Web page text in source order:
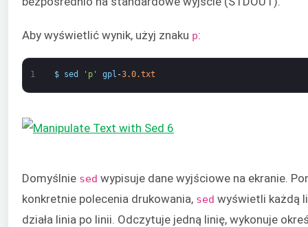
Aby wyświetlić wynik, użyj znaku p:
1 $ sed 'p' gpl -3.0.txt
Domyślnie sed wypisuje dane wyjściowe na ekranie.
konkretnie polecenia drukowania, sed wyświetli każdą
działa linia po linii. Odczytuje jedną linię, wykonuje